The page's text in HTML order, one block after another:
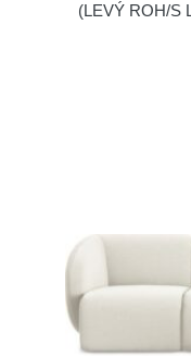
(LEVÝ ROH/S